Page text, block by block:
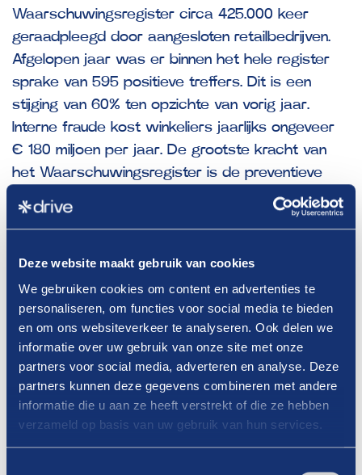
Deze website maakt gebruik van cookies
We gebruiken cookies om content en advertenties te
personaliseren, om functies voor social media te bieden
en om ons websiteverkeer te analyseren. Ook delen we
informatie over uw gebruik van onze site met onze
partners voor social media, adverteren en analyse. Deze
partners kunnen deze gegevens combineren met andere
informatie die u aan ze heeft verstrekt of die ze hebben
verzameld op basis van uw gebruik van hun services.
Waarschuwingsregister circa 425.000 keer
geraadpleegd door aangesloten retailbedrijven.
Afgelopen jaar was er binnen het hele register
sprake van 595 positieve treffers. Dit is een
stijging van 60% ten opzichte van vorig jaar.
Interne fraude kost winkeliers jaarlijks ongeveer
€ 180 miljoen per jaar. De grootste kracht van
het Waarschuwingsregister is de preventieve
werking ervan. Bedrijven die meedoen tonen aan
hun fraudebeleid op orde te hebben en bij deze
FAD Waarschuwingsregister is
vernieuwd, maak er gebruik van
Het Waarschuwingregister van FAD is overgezet
naar een nieuwe, eigentijdse omgeving. In het
gemak en het doel verandert helemaal niets,
alleen is het systeemtechnisch klaar voor de
toekomst!